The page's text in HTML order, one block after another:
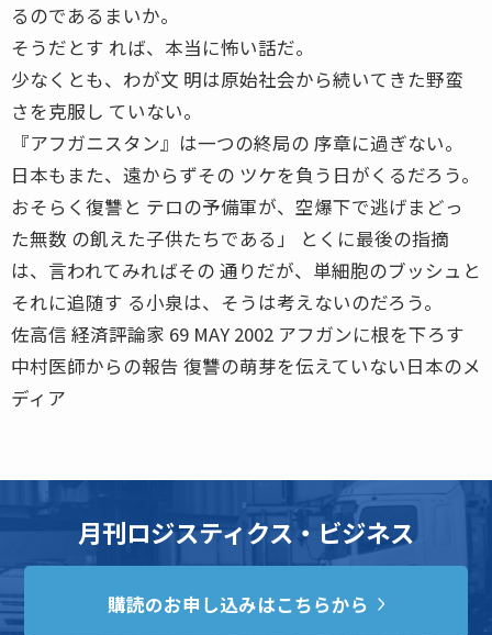
るのであるまいか。
そうだとす れば、本当に怖い話だ。
少なくとも、わが文 明は原始社会から続いてきた野蛮
さを克服し ていない。
『アフガニスタン』は一つの終局の 序章に過ぎない。
日本もまた、遠からずその ツケを負う日がくるだろう。
おそらく復讐と テロの予備軍が、空爆下で逃げまどっ
た無数 の飢えた子供たちである」 とくに最後の指摘
は、言われてみればその 通りだが、単細胞のブッシュと
それに追随す る小泉は、そうは考えないのだろう。
佐高信 経済評論家 69 MAY 2002 アフガンに根を下ろす
中村医師からの報告 復讐の萌芽を伝えていない日本のメ
ディア
月刊ロジスティクス・ビジネス
購読のお申し込みはこちらから